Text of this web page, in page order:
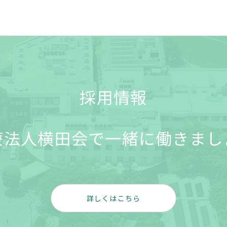
採用情報
人横田会で一緒に働きま
詳しくはこちら